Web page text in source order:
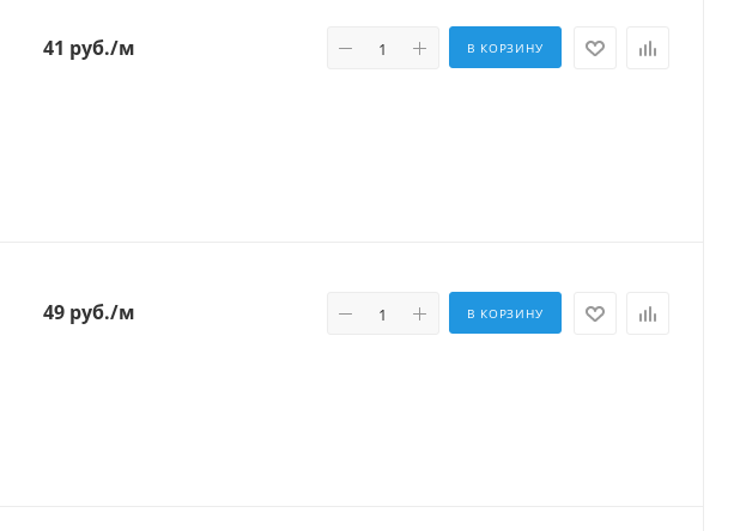
41 руб./м В КОРЗИНУ
49 руб./м В КОРЗИНУ